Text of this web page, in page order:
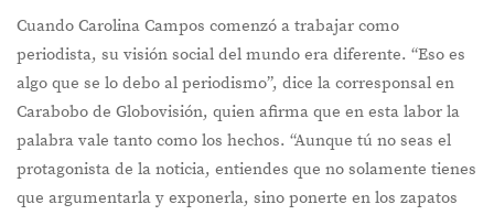
Cuando Carolina Campos comenzó a trabajar como
periodista, su visión social del mundo era diferente. “Eso es
algo que se lo debo al periodismo”, dice la corresponsal en
Carabobo de Globovisión, quien afirma que en esta labor la
palabra vale tanto como los hechos. “Aunque tú no seas el
protagonista de la noticia, entiendes que no solamente tienes
que argumentarla y exponerla, sino ponerte en los zapatos